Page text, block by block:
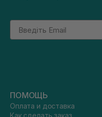
Email
ПОМОЩЬ
Оплата и доставка
Как сделать заказ